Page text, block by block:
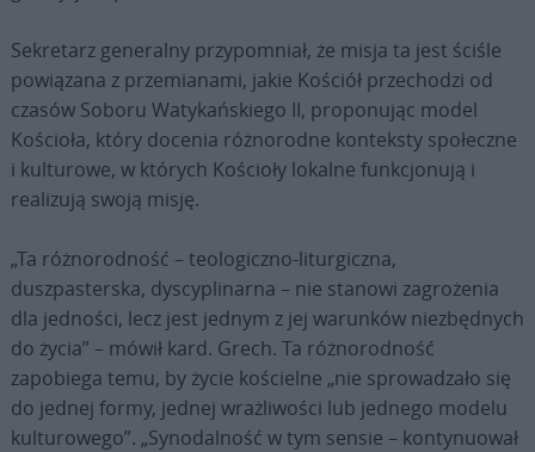
Sekretarz generalny przypomniał, że misja ta jest ściśle
powiązana z przemianami, jakie Kościół przechodzi od
czasów Soboru Watykańskiego II, proponując model
Kościoła, który docenia różnorodne konteksty społeczne
i kulturowe, w których Kościoły lokalne funkcjonują i
realizują swoją misję.
„Ta różnorodność – teologiczno-liturgiczna,
duszpasterska, dyscyplinarna – nie stanowi zagrożenia
dla jedności, lecz jest jednym z jej warunków niezbędnych
do życia” – mówił kard. Grech. Ta różnorodność
zapobiega temu, by życie kościelne „nie sprowadzało się
do jednej formy, jednej wrażliwości lub jednego modelu
kulturowego”. „Synodalność w tym sensie – kontynuował